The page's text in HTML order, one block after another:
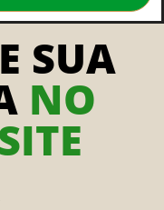
SUA
NO